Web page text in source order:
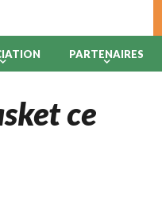
PARTENAIRES
ce